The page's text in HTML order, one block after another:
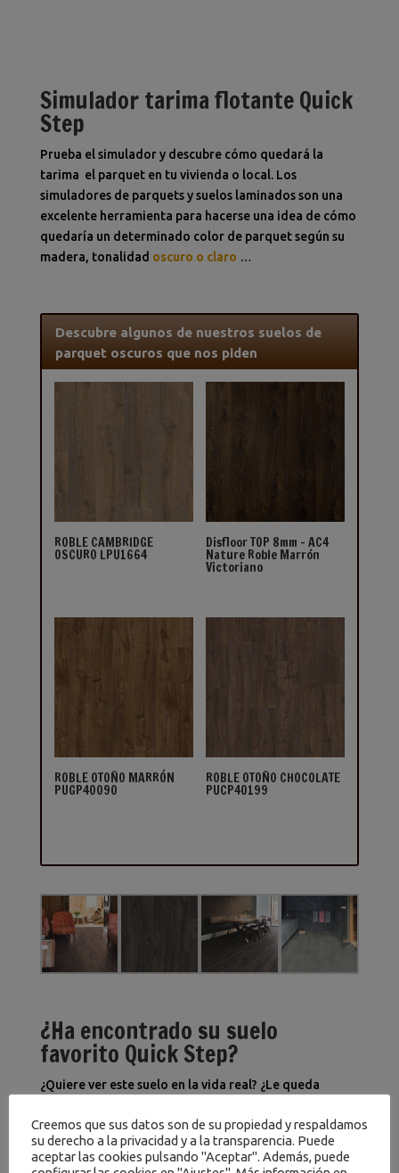
Simulador tarima flotante Quick
Step
Prueba el simulador y descubre cómo quedará la
tarima el parquet en tu vivienda o local. Los
simuladores de parquets y suelos laminados son una
excelente herramienta para hacerse una idea de cómo
quedaría un determinado color de parquet según su
madera, tonalidad oscuro o claro …
Descubre algunos de nuestros suelos de
parquet oscuros que nos piden
ROBLE CAMBRIDGE
OSCURO LPU1664
Disfloor TOP 8mm – AC4
Nature Roble Marrón
Victoriano
ROBLE OTOÑO MARRÓN
PUGP40090
ROBLE OTOÑO CHOCOLATE
PUCP40199
¿Ha encontrado su suelo
favorito Quick Step?
¿Quiere ver este suelo en la vida real? ¿Le queda
con nosotros. Tanto si ya ha encontrado el suelo
perfecto como si desea seguir explorando y
descubriendo nuestra colección completa de
Creemos que sus datos son de su propiedad y respaldamos
su derecho a la privacidad y a la transparencia. Puede
aceptar las cookies pulsando "Aceptar". Además, puede